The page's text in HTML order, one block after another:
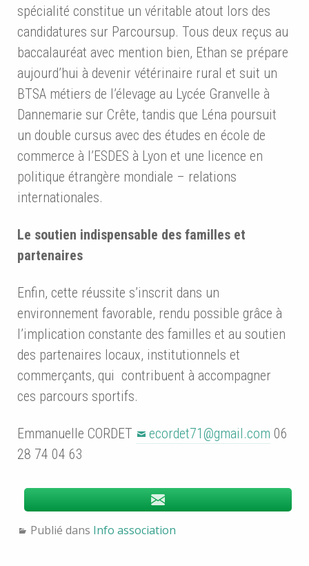
spécialité constitue un véritable atout lors des
candidatures sur Parcoursup. Tous deux reçus au
baccalauréat avec mention bien, Ethan se prépare
aujourd’hui à devenir vétérinaire rural et suit un
BTSA métiers de l’élevage au Lycée Granvelle à
Dannemarie sur Crête, tandis que Léna poursuit
un double cursus avec des études en école de
commerce à l’ESDES à Lyon et une licence en
politique étrangère mondiale – relations
internationales.
Le soutien indispensable des familles et
partenaires
Enfin, cette réussite s’inscrit dans un
environnement favorable, rendu possible grâce à
l’implication constante des familles et au soutien
des partenaires locaux, institutionnels et
commerçants, qui contribuent à accompagner
ces parcours sportifs.
Emmanuelle CORDET ecordet71@gmail.com 06
28 74 04 63
Publié dans Info association